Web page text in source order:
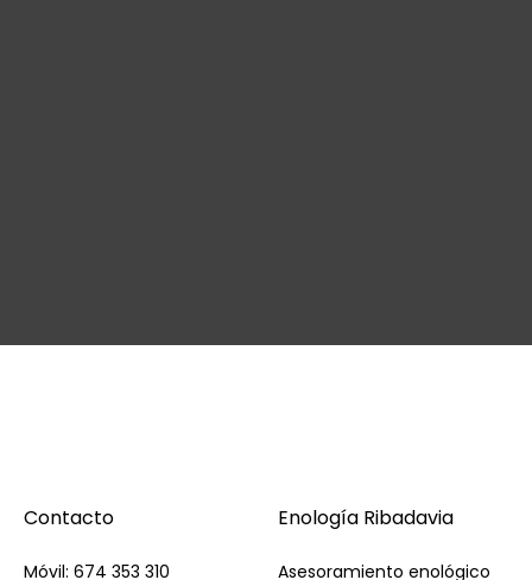
Contacto
Móvil: 674 353 310
Enología Ribadavia
Asesoramiento enológico